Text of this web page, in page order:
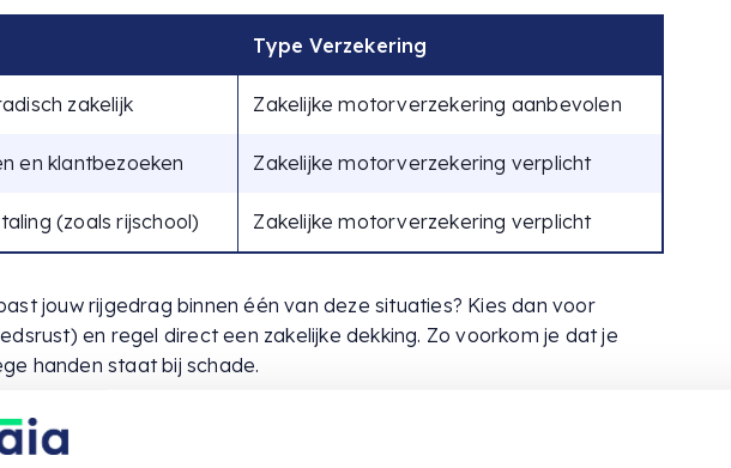
Type Verzekering
zakelijk Zakelijke motorverzekering aanbevolen
en klantbezoeken Zakelijke motorverzekering verplicht
(zoals rijschool) Zakelijke motorverzekering verplicht
jouw rijgedrag binnen één van deze situaties? Kies dan voor
en regel direct een zakelijke dekking. Zo voorkom je dat je
handen staat bij schade.
een zakelijke verzekering